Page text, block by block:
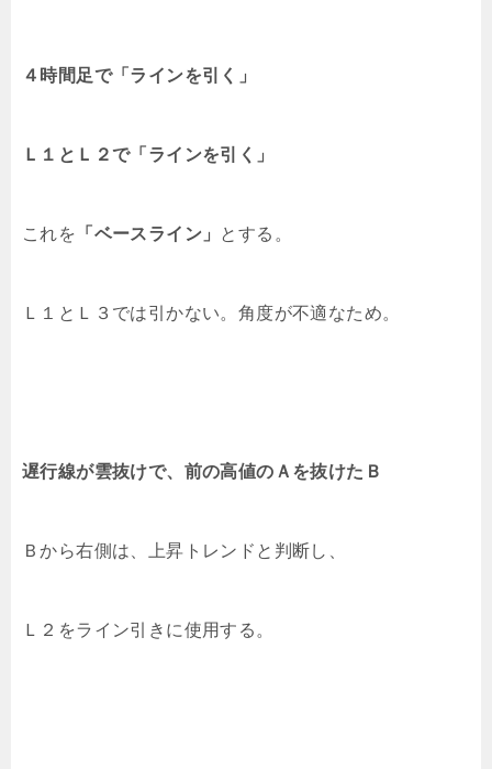
４時間足で「ラインを引く」
Ｌ１とＬ２で「ラインを引く」
これを 「ベースライン」 とする。
Ｌ１とＬ３では引かない。角度が不適なため。
遅行線が雲抜けで、前の高値のＡを抜けたＢ
Ｂから右側は、上昇トレンドと判断し、
Ｌ２をライン引きに使用する。